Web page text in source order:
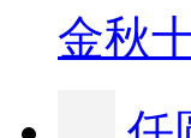
金秋